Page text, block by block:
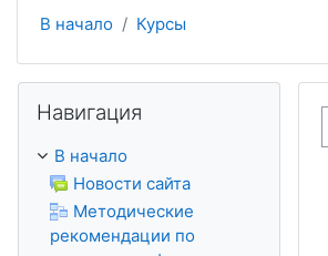
В начало Курсы
Навигация
В начало
Новости сайта
Методические
рекомендации по